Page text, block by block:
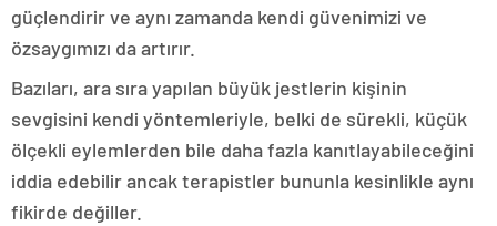
güçlendirir ve aynı zamanda kendi güvenimizi ve
özsaygımızı da artırır.
Bazıları, ara sıra yapılan büyük jestlerin kişinin
sevgisini kendi yöntemleriyle, belki de sürekli, küçük
ölçekli eylemlerden bile daha fazla kanıtlayabileceğini
iddia edebilir ancak terapistler bununla kesinlikle aynı
fikirde değiller.